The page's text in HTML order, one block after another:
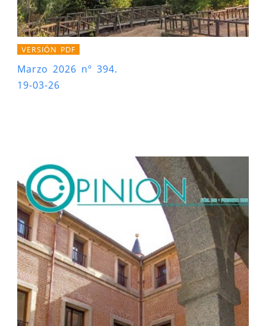
VERSIÓN PDF
Marzo 2026 nº 394.
19-03-26